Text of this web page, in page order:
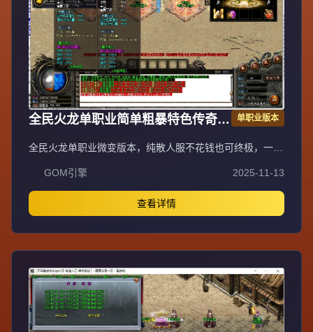
全民火龙单职业简单粗暴特色传奇版
单职业版本
全民火龙单职业微变版本，纯散人服不花钱也可终极，一切
值，每日人品大爆发轻松300+收入。每天稳定四区开放
（10:30 14:30 18:30 22:30），每个地图终极福利BOSS每
晚22:01刷新，首区攻沙奖励RMB 588无封顶。市场最强封
挂系统24小时接受举报，提醒设置二级密码防扫号。适度游
戏益脑，拒绝盗版，享受健康生活。
GOM引擎 2025-11-13
查看详情